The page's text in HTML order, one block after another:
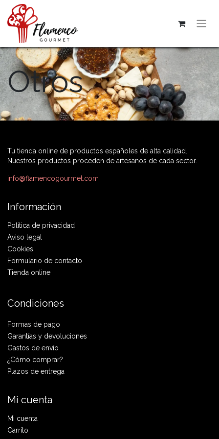
Otros
Tu tienda online de productos españoles de alta calidad.
Nuestros productos proceden de artesanos de cada sector.
info@flamencogourmet.com
Información
Política de privacidad
Aviso legal
Cookies
Formulario de contacto
Tienda online
Condiciones
Formas de pago
Garantías y devoluciones
Gastos de envío
¿Cómo comprar?
Plazos de entrega
Mi cuenta
Mi cuenta
Carrito